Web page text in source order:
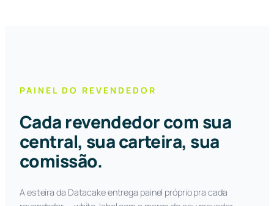
PAINEL DO REVENDEDOR
Cada revendedor com sua
central, sua carteira, sua
comissão.
A esteira da Datacake entrega painel próprio pra cada